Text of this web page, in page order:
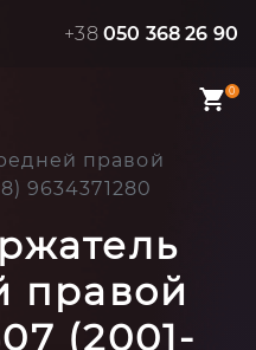
+38 050 368 26 90
0
правой
9634371280
правой
(2001-